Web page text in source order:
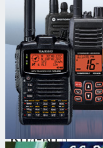
Metal
Артикул
Metal Dome
Цена1.00
Кол-во